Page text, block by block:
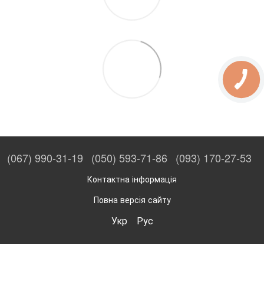
(067) 990-31-19 (050) 593-71-86 (093) 170-27-53
Контактна інформація
Повна версія сайту
Укр Рус